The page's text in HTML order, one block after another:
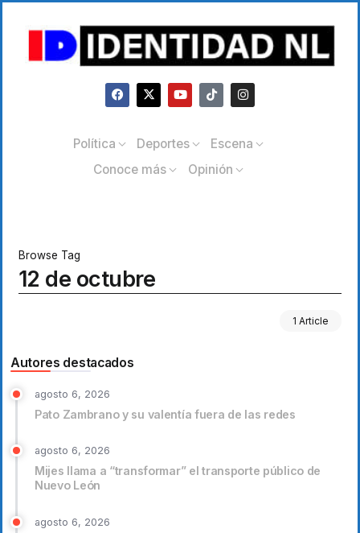
Política Deportes
Escena
Conoce más
Opinión
Browse Tag
12 de octubre
1 Article
Autores destacados
agosto 6, 2026
Pato Zambrano y su valentía fuera de las redes
agosto 6, 2026
Mijes llama a “transformar” el transporte público de
Nuevo León
agosto 6, 2026